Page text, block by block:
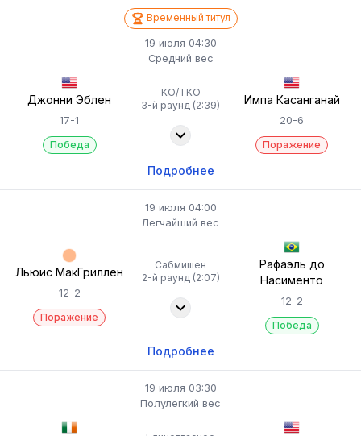
Временный титул
19 июля 04:30
Средний вес
Джонни Эблен
17-1
Победа
KO/TKO
3-й раунд (2:39)
Импа Касанганай
20-6
Поражение
Подробнее
19 июля 04:00
Легчайший вес
Льюис МакГриллен
12-2
Поражение
Сабмишен
2-й раунд (2:07)
Рафаэль до
Насименто
12-2
Победа
Подробнее
19 июля 03:30
Полулегкий вес